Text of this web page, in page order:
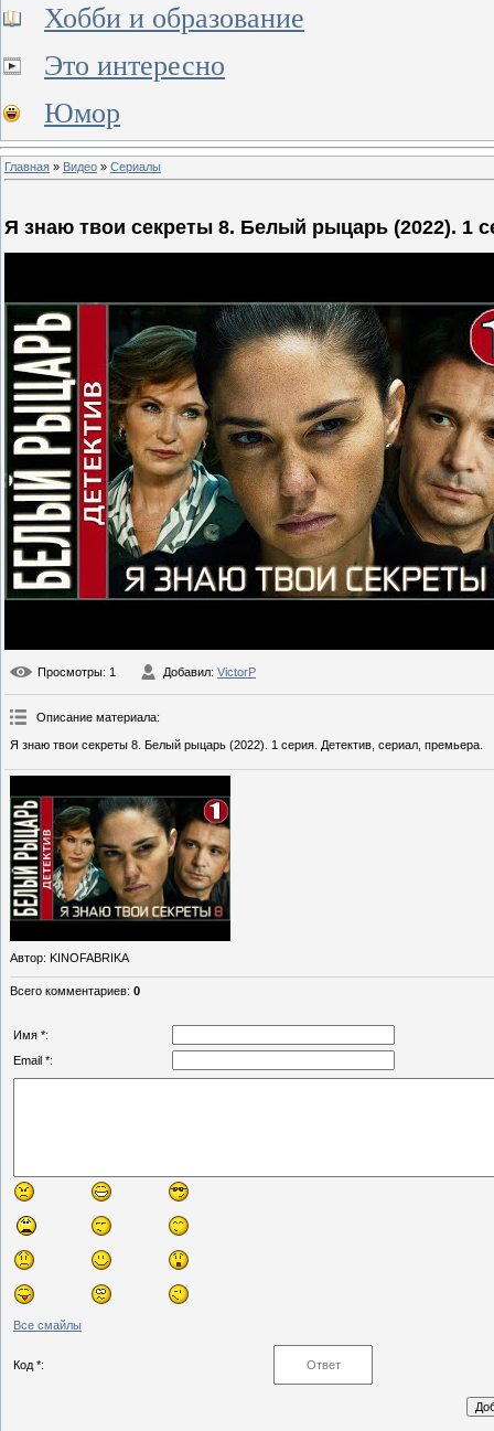
Хобби и образование
Это интересно
Юмор
Главная » Видео » Сериалы
Я знаю твои секреты 8. Белый рыцарь (2022). 1
Просмотры: 1 Добавил: VictorP
Описание материала:
Я знаю твои секреты 8. Белый рыцарь (2022). 1 серия. Детектив, сериал, премьера.
Автор: KINOFABRIKA
Всего комментариев: 0
Имя *:
Email *:
Все смайлы
Код *: